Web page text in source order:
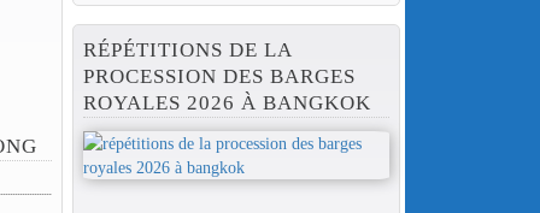
RÉPÉTITIONS DE LA
PROCESSION DES BARGES
ROYALES 2026 À BANGKOK